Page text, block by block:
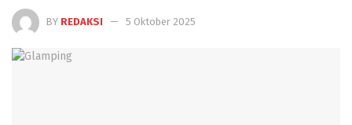
BY REDAKSI 5 Oktober 2025